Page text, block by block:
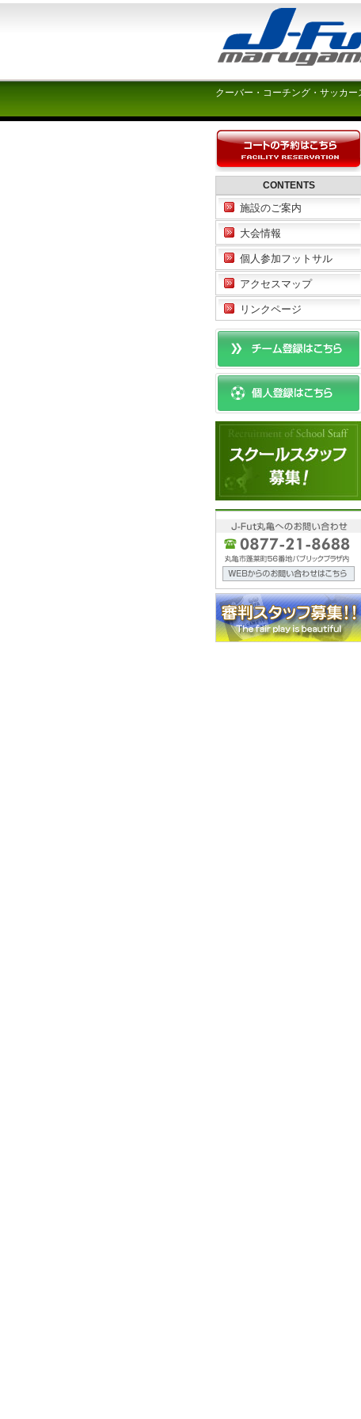
クーバー・コーチング・サッカ
CONTENTS
施設のご案内
大会情報
個人参加フットサル
アクセスマップ
リンクページ